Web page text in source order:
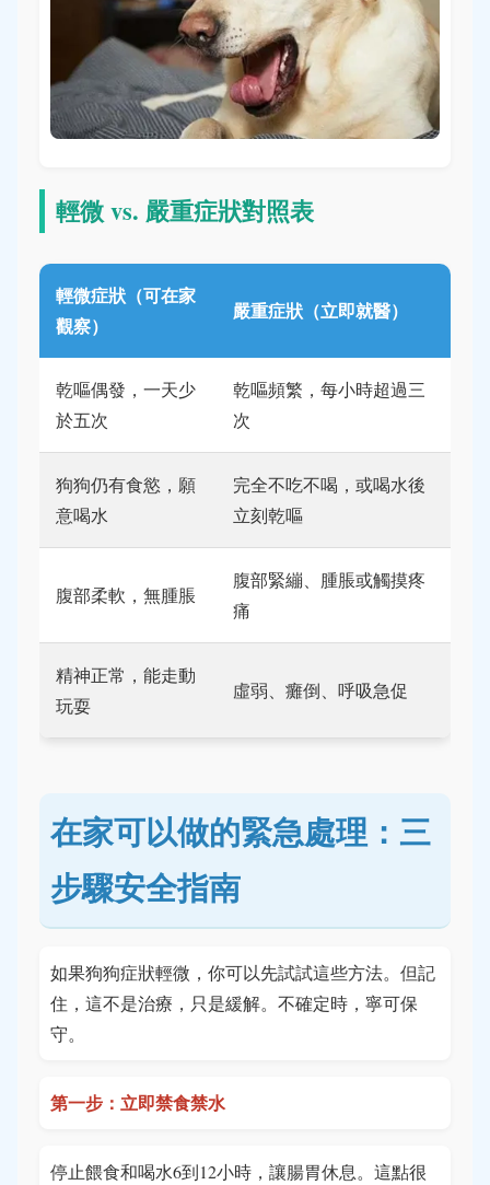
輕微 vs. 嚴重症狀對照表
輕微症狀（可在家
觀察）
嚴重症狀（立即就醫）
乾嘔偶發，一天少
於五次
乾嘔頻繁，每小時超過三
次
狗狗仍有食慾，願
意喝水
完全不吃不喝，或喝水後
立刻乾嘔
腹部柔軟，無腫脹
腹部緊繃、腫脹或觸摸疼
痛
精神正常，能走動
玩耍
虛弱、癱倒、呼吸急促
在家可以做的緊急處理：三
步驟安全指南
如果狗狗症狀輕微，你可以先試試這些方法。但記
住，這不是治療，只是緩解。不確定時，寧可保
守。
第一步：立即禁食禁水
停止餵食和喝水6到12小時，讓腸胃休息。這點很